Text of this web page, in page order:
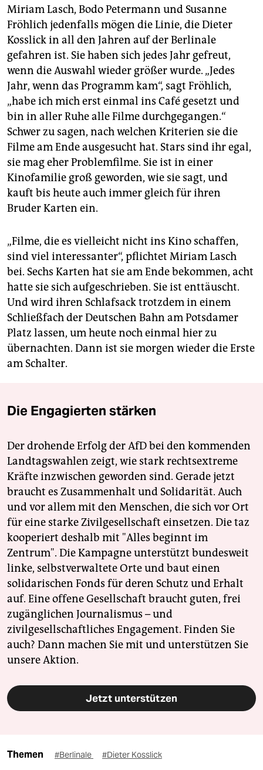
Miriam Lasch, Bodo Petermann und Susanne
Fröhlich jedenfalls mögen die Linie, die Dieter
Kosslick in all den Jahren auf der Berlinale
gefahren ist. Sie haben sich jedes Jahr gefreut,
wenn die Auswahl wieder größer wurde. „Jedes
Jahr, wenn das Programm kam“, sagt Fröhlich,
„habe ich mich erst einmal ins Café gesetzt und
bin in aller Ruhe alle Filme durchgegangen.“
Schwer zu sagen, nach welchen Kriterien sie die
Filme am Ende ausgesucht hat. Stars sind ihr egal,
sie mag eher Problemfilme. Sie ist in einer
Kinofamilie groß geworden, wie sie sagt, und
kauft bis heute auch immer gleich für ihren
Bruder Karten ein.
„Filme, die es vielleicht nicht ins Kino schaffen,
sind viel interessanter“, pflichtet Miriam Lasch
bei. Sechs Karten hat sie am Ende bekommen, acht
hatte sie sich aufgeschrieben. Sie ist enttäuscht.
Und wird ihren Schlafsack trotzdem in einem
Schließfach der Deutschen Bahn am Potsdamer
Platz lassen, um heute noch einmal hier zu
übernachten. Dann ist sie morgen wieder die Erste
am Schalter.
Die Engagierten stärken
Der drohende Erfolg der AfD bei den kommenden
Landtagswahlen zeigt, wie stark rechtsextreme
Kräfte inzwischen geworden sind. Gerade jetzt
braucht es Zusammenhalt und Solidarität. Auch
und vor allem mit den Menschen, die sich vor Ort
für eine starke Zivilgesellschaft einsetzen. Die taz
kooperiert deshalb mit "Alles beginnt im
Zentrum". Die Kampagne unterstützt bundesweit
linke, selbstverwaltete Orte und baut einen
solidarischen Fonds für deren Schutz und Erhalt
auf. Eine offene Gesellschaft braucht guten, frei
zugänglichen Journalismus – und
zivilgesellschaftliches Engagement. Finden Sie
auch? Dann machen Sie mit und unterstützen Sie
unsere Aktion.
Jetzt unterstützen
Themen #Berlinale #Dieter Kosslick